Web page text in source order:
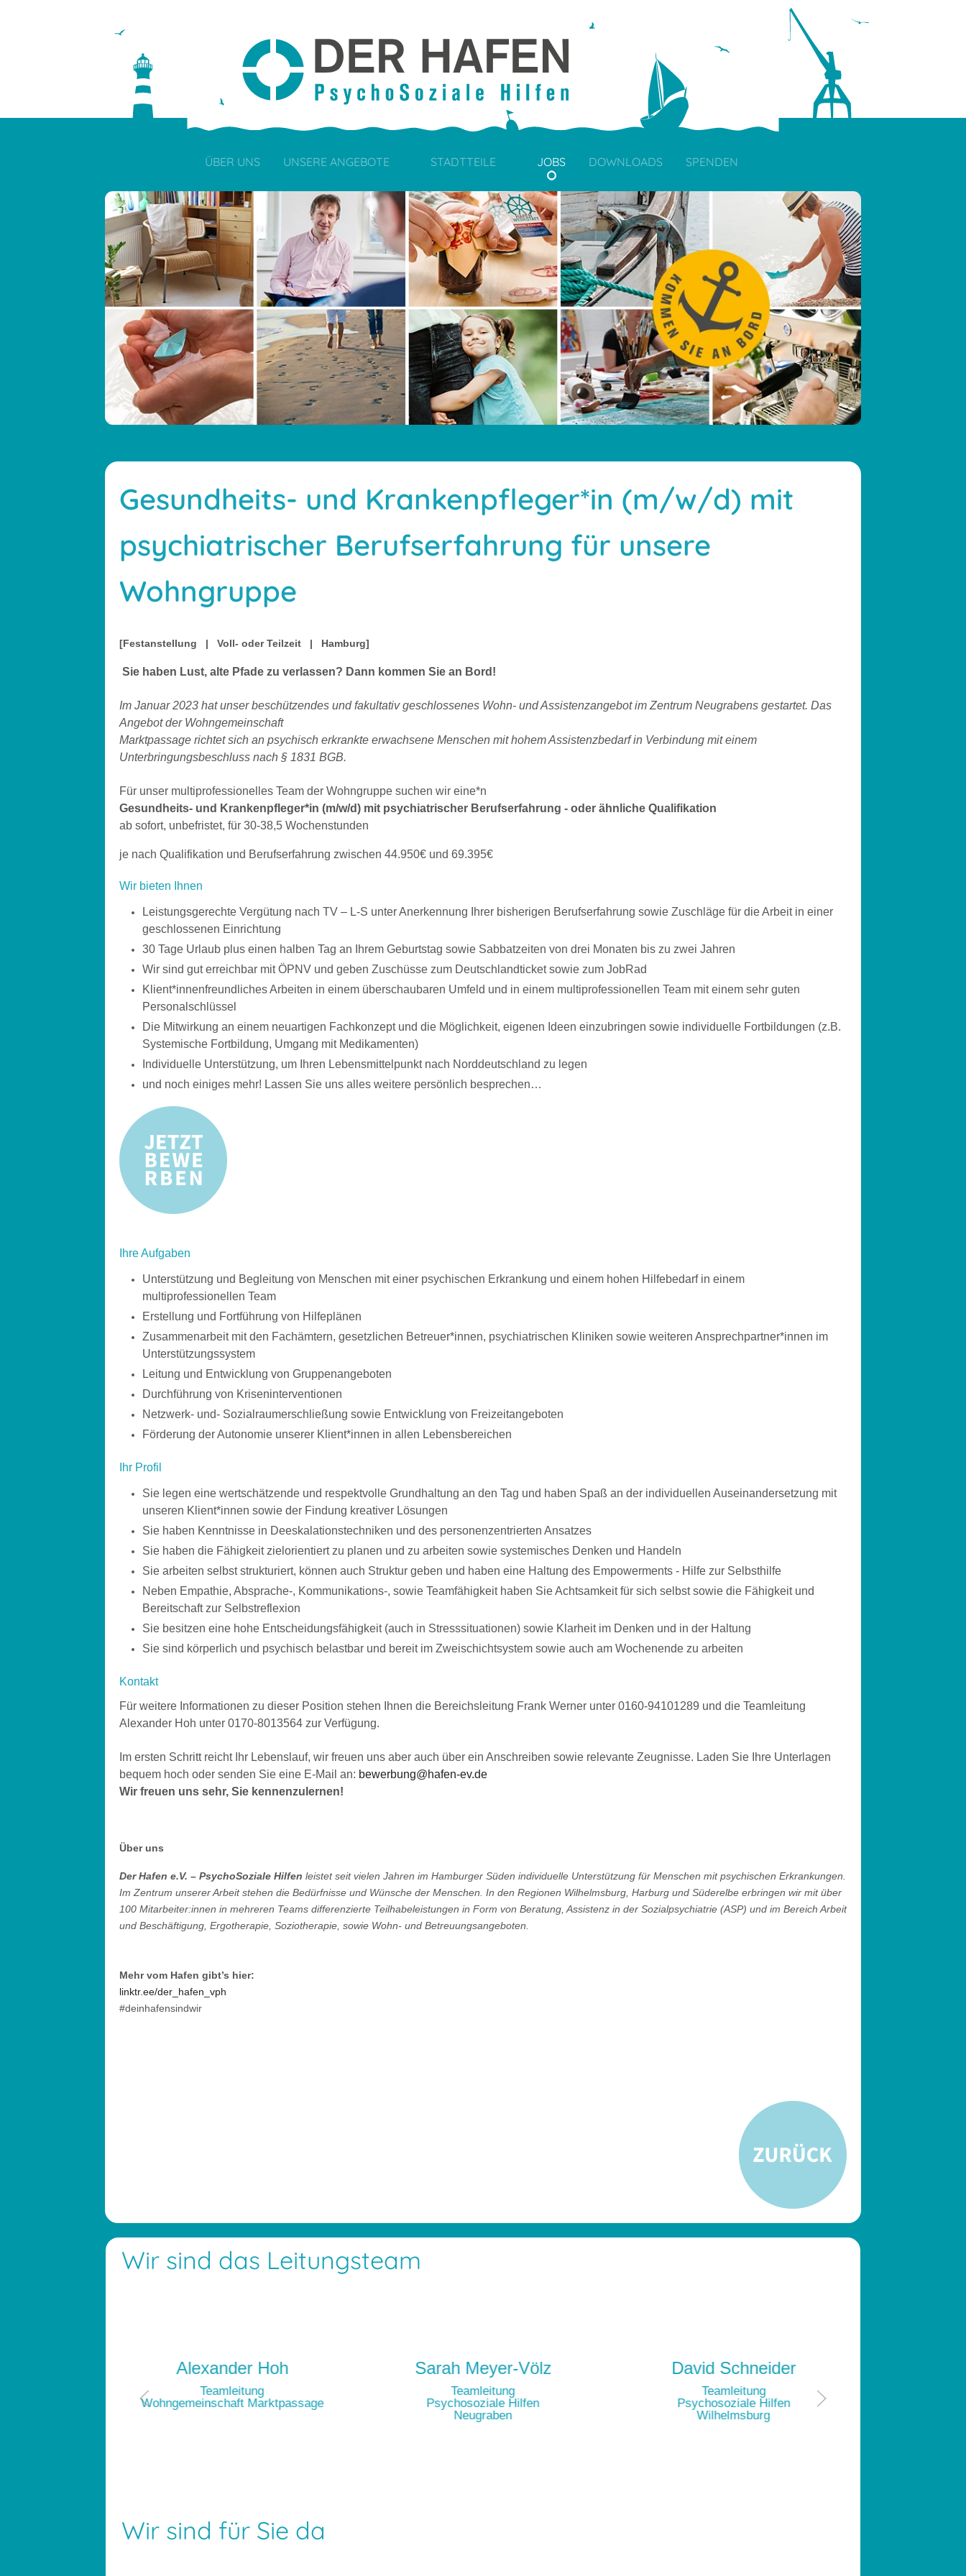
ÜBER UNS UNSERE ANGEBOTE STADTTEILE JOBS DOWNLOADS SPENDEN
Gesundheits- und Krankenpfleger*in (m/w/d) mit
psychiatrischer Berufserfahrung für unsere
Wohngruppe
[Festanstellung | Voll- oder Teilzeit | Hamburg]
Sie haben Lust, alte Pfade zu verlassen? Dann kommen Sie an Bord!
Im Januar 2023 hat unser beschützendes und fakultativ geschlossenes Wohn- und Assistenzangebot im Zentrum Neugrabens gestartet. Das
Angebot der Wohngemeinschaft
Marktpassage richtet sich an psychisch erkrankte erwachsene Menschen mit hohem Assistenzbedarf in Verbindung mit einem
Unterbringungsbeschluss nach § 1831 BGB.
Für unser multiprofessionelles Team der Wohngruppe suchen wir eine*n
Gesundheits- und Krankenpfleger*in (m/w/d) mit psychiatrischer Berufserfahrung - oder ähnliche Qualifikation
ab sofort, unbefristet, für 30-38,5 Wochenstunden
je nach Qualifikation und Berufserfahrung zwischen 44.950€ und 69.395€
Wir bieten Ihnen
Leistungsgerechte Vergütung nach TV – L-S unter Anerkennung Ihrer bisherigen Berufserfahrung sowie Zuschläge für die Arbeit in einer
geschlossenen Einrichtung
30 Tage Urlaub plus einen halben Tag an Ihrem Geburtstag sowie Sabbatzeiten von drei Monaten bis zu zwei Jahren
Wir sind gut erreichbar mit ÖPNV und geben Zuschüsse zum Deutschlandticket sowie zum JobRad
Klient*innenfreundliches Arbeiten in einem überschaubaren Umfeld und in einem multiprofessionellen Team mit einem sehr guten
Personalschlüssel
Die Mitwirkung an einem neuartigen Fachkonzept und die Möglichkeit, eigenen Ideen einzubringen sowie individuelle Fortbildungen (z.B.
Systemische Fortbildung, Umgang mit Medikamenten)
Individuelle Unterstützung, um Ihren Lebensmittelpunkt nach Norddeutschland zu legen
und noch einiges mehr! Lassen Sie uns alles weitere persönlich besprechen…
Ihre Aufgaben
Unterstützung und Begleitung von Menschen mit einer psychischen Erkrankung und einem hohen Hilfebedarf in einem
multiprofessionellen Team
Erstellung und Fortführung von Hilfeplänen
Zusammenarbeit mit den Fachämtern, gesetzlichen Betreuer*innen, psychiatrischen Kliniken sowie weiteren Ansprechpartner*innen im
Unterstützungssystem
Leitung und Entwicklung von Gruppenangeboten
Durchführung von Kriseninterventionen
Netzwerk- und- Sozialraumerschließung sowie Entwicklung von Freizeitangeboten
Förderung der Autonomie unserer Klient*innen in allen Lebensbereichen
Ihr Profil
Sie legen eine wertschätzende und respektvolle Grundhaltung an den Tag und haben Spaß an der individuellen Auseinandersetzung mit
unseren Klient*innen sowie der Findung kreativer Lösungen
Sie haben Kenntnisse in Deeskalationstechniken und des personenzentrierten Ansatzes
Sie haben die Fähigkeit zielorientiert zu planen und zu arbeiten sowie systemisches Denken und Handeln
Sie arbeiten selbst strukturiert, können auch Struktur geben und haben eine Haltung des Empowerments - Hilfe zur Selbsthilfe
Neben Empathie, Absprache-, Kommunikations-, sowie Teamfähigkeit haben Sie Achtsamkeit für sich selbst sowie die Fähigkeit und
Bereitschaft zur Selbstreflexion
Sie besitzen eine hohe Entscheidungsfähigkeit (auch in Stresssituationen) sowie Klarheit im Denken und in der Haltung
Sie sind körperlich und psychisch belastbar und bereit im Zweischichtsystem sowie auch am Wochenende zu arbeiten
Kontakt
Für weitere Informationen zu dieser Position stehen Ihnen die Bereichsleitung Frank Werner unter 0160-94101289 und die Teamleitung
Alexander Hoh unter 0170-8013564 zur Verfügung.
Im ersten Schritt reicht Ihr Lebenslauf, wir freuen uns aber auch über ein Anschreiben sowie relevante Zeugnisse. Laden Sie Ihre Unterlagen
bequem hoch oder senden Sie eine E-Mail an: bewerbung@hafen-ev.de
Wir freuen uns sehr, Sie kennenzulernen!
Über uns
Der Hafen e.V. – PsychoSoziale Hilfen leistet seit vielen Jahren im Hamburger Süden individuelle Unterstützung für Menschen mit psychischen Erkrankungen.
Im Zentrum unserer Arbeit stehen die Bedürfnisse und Wünsche der Menschen. In den Regionen Wilhelmsburg, Harburg und Süderelbe erbringen wir mit über
100 Mitarbeiter:innen in mehreren Teams differenzierte Teilhabeleistungen in Form von Beratung, Assistenz in der Sozialpsychiatrie (ASP) und im Bereich Arbeit
und Beschäftigung, Ergotherapie, Soziotherapie, sowie Wohn- und Betreuungsangeboten.
Mehr vom Hafen gibt’s hier:
linktr.ee/der_hafen_vph
#deinhafensindwir
Wir sind das Leitungsteam
Alexander Hoh
Teamleitung
Wohngemeinschaft Marktpassage
Sarah Meyer-Völz
Teamleitung
Psychosoziale Hilfen
Neugraben
David Schneider
Teamleitung
Psychosoziale Hilfen
Wilhelmsburg
Wir sind für Sie da